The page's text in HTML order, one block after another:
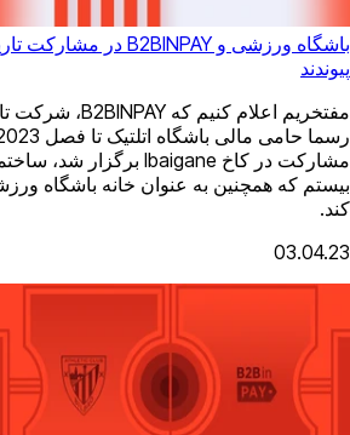
باشگاه ورزشی و B2BINPAY در مشارکت تاریخی به نیروهای خود می
مفتخریم اعلام کنیم که B2BINPAY، شرکت تابعه B2Broker، اکنون
رسما حامی مالی باشگاه اتلتیک تا فصل 2023-24! مراسم امضای
مشارکت در کاخ Ibaigane برگزار شد، ساختمان نفس گیر اوایل قرن
خانه باشگاه ورزشی در بیلبائو عمل می